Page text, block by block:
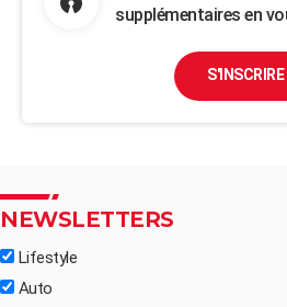
supplémentaires en
S'INSCRIRE
NEWSLETTERS
Lifestyle
Auto